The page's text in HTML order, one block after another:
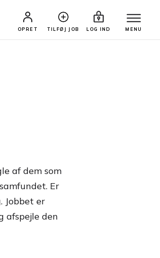
OPRET TILFØJ JOB LOG IND MENU
af dem som
Er
Jobbet er
afspejle den